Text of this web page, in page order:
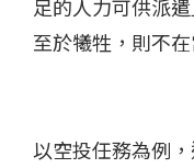
足的人力可供派
至於犧牲，則不
以空投任務為例